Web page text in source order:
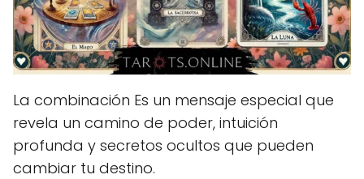
La combinación Es un mensaje especial que
revela un camino de poder, intuición
profunda y secretos ocultos que pueden
cambiar tu destino.